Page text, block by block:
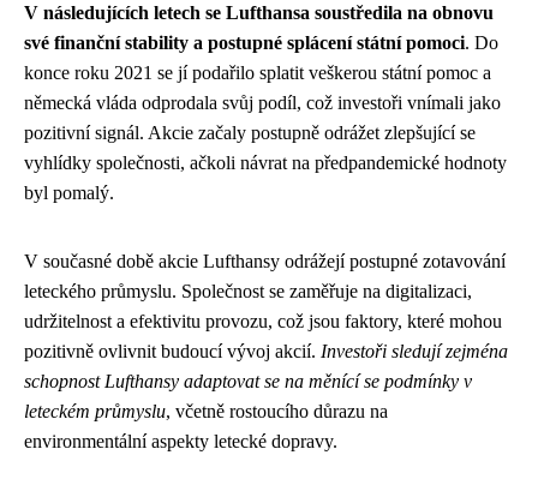
V následujících letech se Lufthansa soustředila na obnovu
své finanční stability a postupné splácení státní pomoci. Do
konce roku 2021 se jí podařilo splatit veškerou státní pomoc a
německá vláda odprodala svůj podíl, což investoři vnímali jako
pozitivní signál. Akcie začaly postupně odrážet zlepšující se
vyhlídky společnosti, ačkoli návrat na předpandemické hodnoty
byl pomalý.
V současné době akcie Lufthansy odrážejí postupné zotavování
leteckého průmyslu. Společnost se zaměřuje na digitalizaci,
udržitelnost a efektivitu provozu, což jsou faktory, které mohou
pozitivně ovlivnit budoucí vývoj akcií. Investoři sledují zejména
schopnost Lufthansy adaptovat se na měnící se podmínky v
leteckém průmyslu, včetně rostoucího důrazu na
environmentální aspekty letecké dopravy.